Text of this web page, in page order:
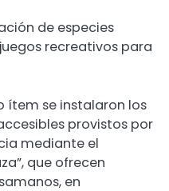
de especies
recreativos para
ítem se instalaron los
provistos por
mediante el
que ofrecen
en